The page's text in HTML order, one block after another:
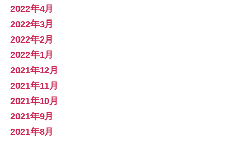
2022年4月
2022年3月
2022年2月
2022年1月
2021年12月
2021年11月
2021年10月
2021年9月
2021年8月